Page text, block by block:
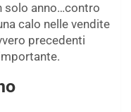
solo anno…contro
calo nelle vendite
precedenti